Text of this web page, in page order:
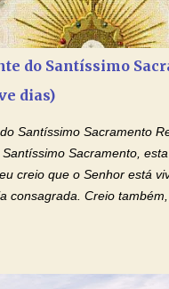
Hoje nossas orações
bem de saúde, OS
toda esta semana vamos
um dia para os pais
que estão longe dos
Hoje vamos d...
do Santíssimo
dias)
Santíssimo Sacramento
Sacramento,
creio que o Senhor está
consagrada. Creio
clamo que este Sangue seja